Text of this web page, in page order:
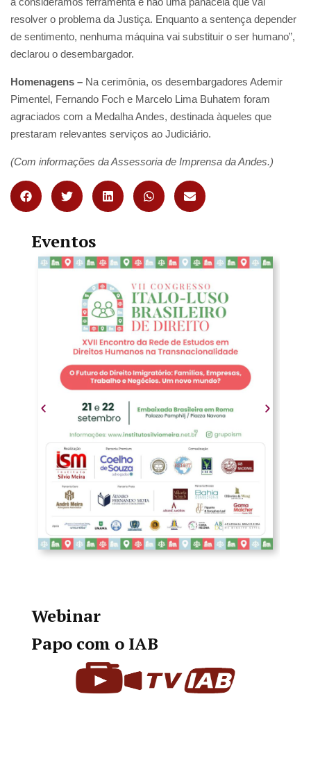
resolver o problema da Justiça. Enquanto a sentença depender
de sentimento, nenhuma máquina vai substituir o ser humano”,
declarou o desembargador.
Homenagens – Na cerimônia, os desembargadores Ademir
Pimentel, Fernando Foch e Marcelo Lima Buhatem foram
agraciados com a Medalha Andes, destinada àqueles que
prestaram relevantes serviços ao Judiciário.
(Com informações da Assessoria de Imprensa da Andes.)
Eventos
Webinar
Papo com o IAB